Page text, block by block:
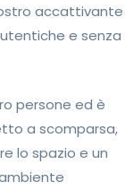
accattivante
e senza
persone ed è
a scomparsa,
lo spazio e un